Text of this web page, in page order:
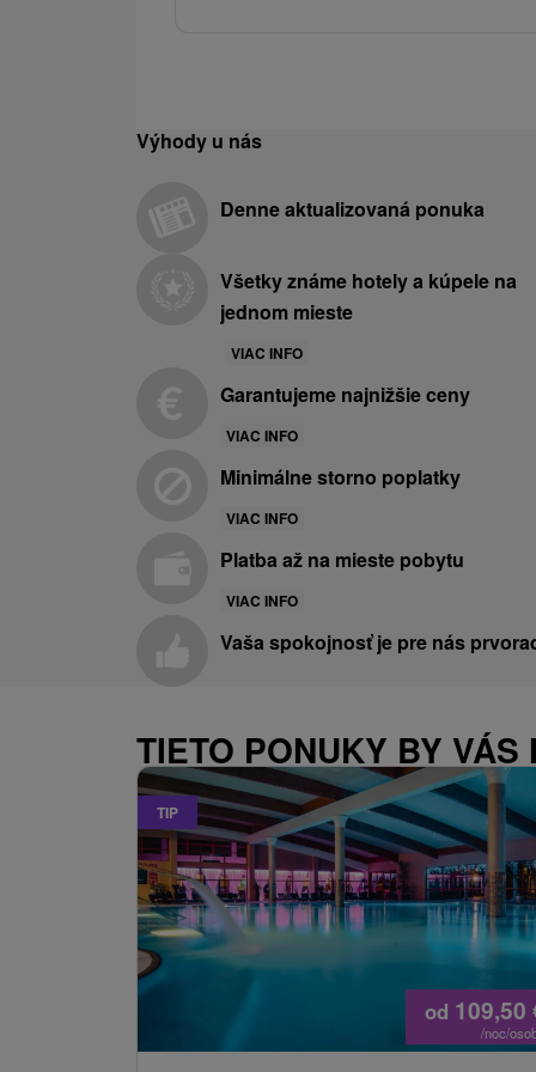
Výhody u nás
Denne aktualizovaná ponuka
Všetky známe hotely a kúpele na
jednom mieste
VIAC INFO
Garantujeme najnižšie ceny
VIAC INFO
Minimálne storno poplatky
VIAC INFO
Platba až na mieste pobytu
VIAC INFO
Vaša spokojnosť je pre nás
TIETO PONUKY BY
TIP
od 109,50
/noc/